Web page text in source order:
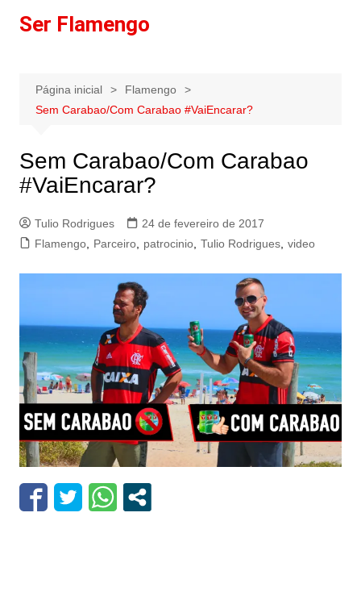
paraSer Flamengo
Página inicial
Flamengo
Sem Carabao/Com Carabao #VaiEncarar?
Sem Carabao/Com Carabao
#VaiEncarar?
Tulio Rodrigues
24 de fevereiro de 2017
Flamengo, Parceiro, patrocinio, Tulio Rodrigues, video